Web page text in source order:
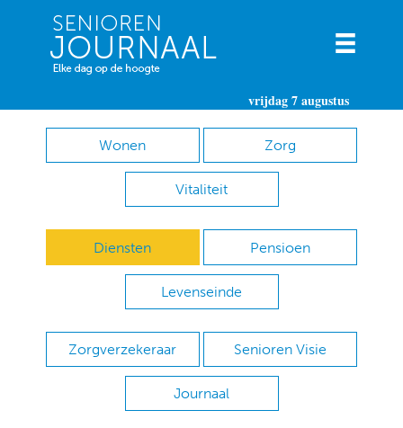
vrijdag 7 augustus
Wonen Zorg
Vitaliteit
Diensten Pensioen
Levenseinde
Zorgverzekeraar Senioren Visie
Journaal